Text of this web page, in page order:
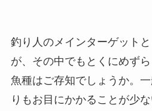
釣り人のメインターゲット
が、その中でもとくにめず
魚種はご存知でしょうか。
りもお目にかかることが少